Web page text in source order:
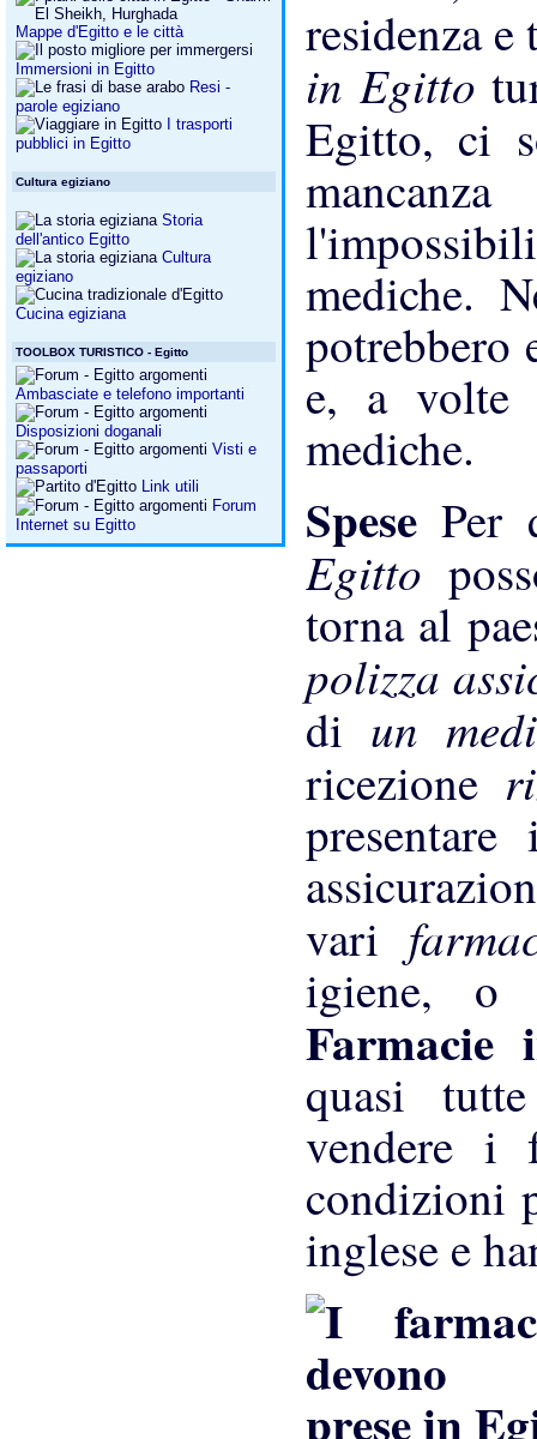
Mappe d'Egitto e le città
Immersioni in Egitto
Resi -
parole egiziano
I trasporti
pubblici in Egitto
Cultura egiziano
Storia
dell'antico Egitto
Cultura
egiziano
Cucina egiziana
TOOLBOX TURISTICO - Egitto
Ambasciate e telefono importanti
Disposizioni doganali
Visti e
passaporti
Link utili
Forum
Internet su Egitto
residenza
in Egitto
Egitto, ci
mediche.
potrebbero
e, a
mediche.
SpesePer
Egitto
torna al
polizza
di un
ricezione
vari
igiene, o
quasi
vendere i
condizioni
inglese e